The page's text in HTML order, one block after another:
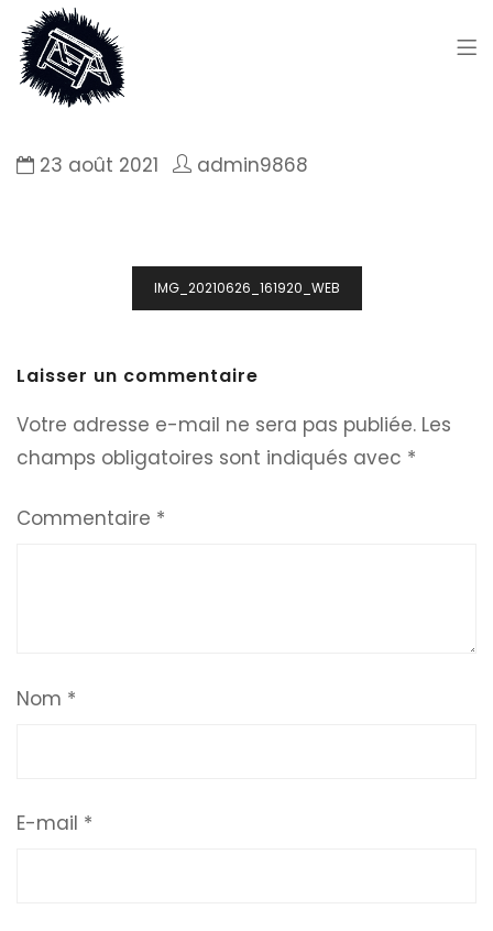
23 août 2021 admin9868
IMG_20210626_161920_WEB
Laisser un commentaire
Votre adresse e-mail ne sera pas publiée. Les
champs obligatoires sont indiqués avec *
Commentaire *
Nom *
E-mail *